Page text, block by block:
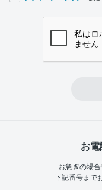
お
お急ぎの場
下記番号まで